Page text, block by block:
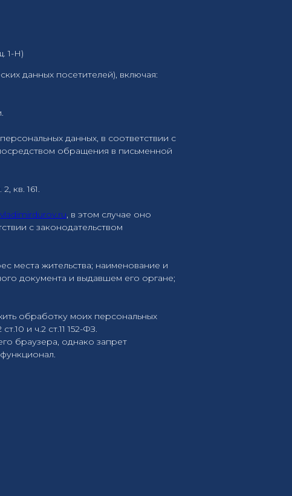
1-Н)
данных посетителей), включая:
данных, в соответствии с
обращения в письменной
кв. 161.
, в этом случае оно
с законодательством
места жительства; наименование и
документа и выдавшем его органе;
обработку моих персональных
и ч.2 ст.11 152-ФЗ.
браузера, однако запрет